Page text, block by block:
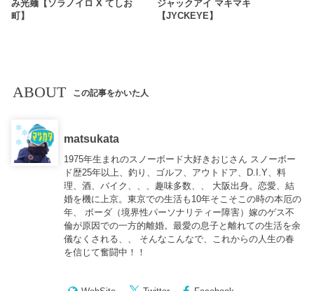
み光麺【ソラノイロ X てしお
町】
ジャックアイ マキマキ
【JYCKEYE】
ABOUT この記事をかいた人
matsukata
1975年生まれのスノーボード大好きおじさん スノーボー
ド歴25年以上、釣り、ゴルフ、アウトドア、D.I.Y、料
理、酒、バイク、、、趣味多数、、 大阪出身。恋愛、結
婚を機に上京。東京での生活も10年そこそこの時の本厄の
年、 ボーダ（境界性パーソナリティー障害）嫁のゲス不
倫が原因での一方的離婚。最愛の息子と離れての生活を余
儀なくされる、、 そんなこんなで、これからの人生の春
を信じて奮闘中！！